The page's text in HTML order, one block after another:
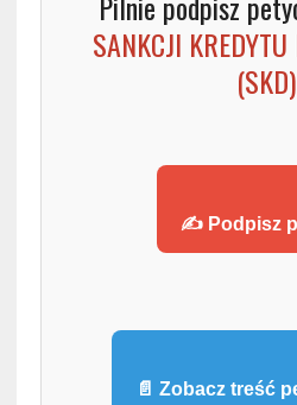
SANKCJI
(SKD)
✍️ Podpisz
📄 Zobacz treść